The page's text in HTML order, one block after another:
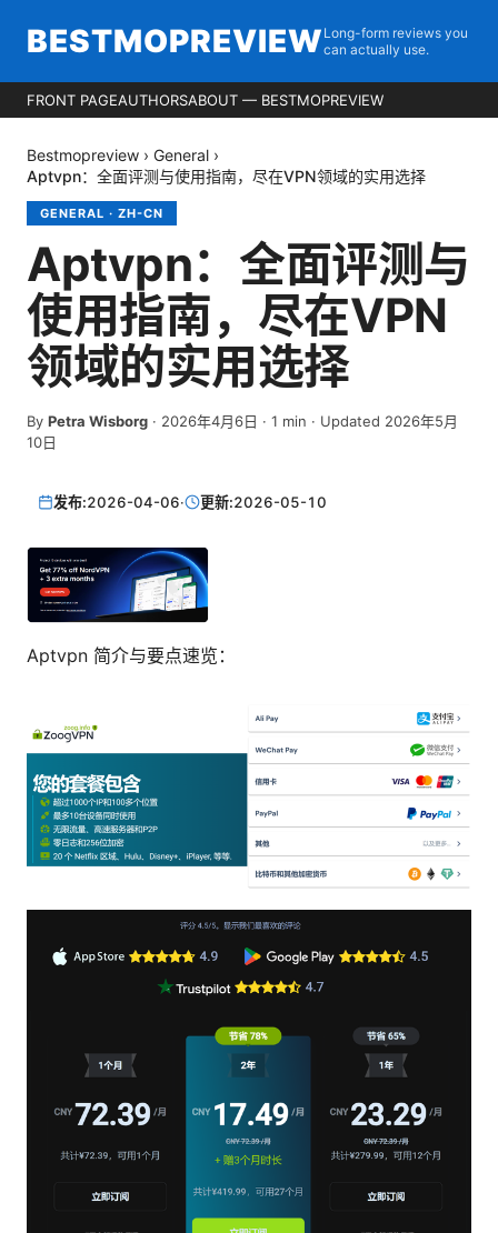
BESTMOPREVIEW Long-form reviews you
can actually use.
FRONT PAGEAUTHORSABOUT — BESTMOPREVIEW
Bestmopreview › General ›
Aptvpn：全面评测与使用指南，尽在VPN领域的实用选择
GENERAL · ZH-CN
Aptvpn：全面评测与
使用指南，尽在VPN
领域的实用选择
By Petra Wisborg · 2026年4月6日 · 1 min · Updated 2026年5月
10日
发布:2026-04-06· 更新:2026-05-10
Aptvpn 简介与要点速览：